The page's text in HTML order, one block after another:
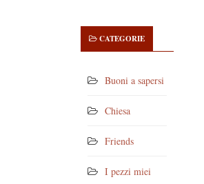
CATEGORIE
Buoni a sapersi
Chiesa
Friends
I pezzi miei